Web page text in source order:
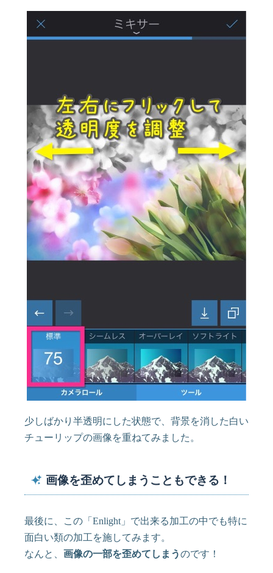
少しばかり半透明にした状態で、背景を消した白い
チューリップの画像を重ねてみました。
画像を歪めてしまうこともできる！
最後に、この「Enlight」で出来る加工の中でも特に
面白い類の加工を施してみます。
なんと、 画像の一部を歪めてしまうのです！